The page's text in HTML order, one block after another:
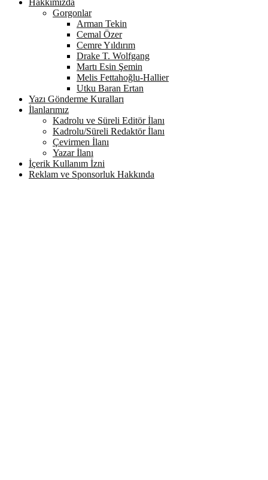
Hakkımızda
Gorgonlar
Arman Tekin
Cemal Özer
Cemre Yıldırım
Drake T. Wolfgang
Martı Esin Şemin
Melis Fettahoğlu-Hallier
Utku Baran Ertan
Yazı Gönderme Kuralları
İlanlarımız
Kadrolu ve Süreli Editör İlanı
Kadrolu/Süreli Redaktör İlanı
Çevirmen İlanı
Yazar İlanı
İçerik Kullanım İzni
Reklam ve Sponsorluk Hakkında